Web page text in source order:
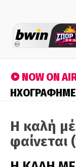
NOW ON
Η καλή